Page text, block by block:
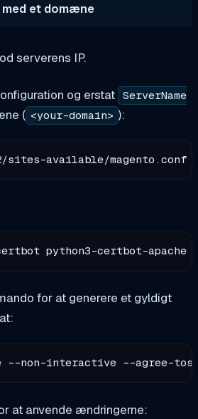
et domæne
serverens IP.
og erstat ServerName
( <your-domain> ):
for at generere et gyldigt
--non-interactive --agree-
at anvende ændringerne: